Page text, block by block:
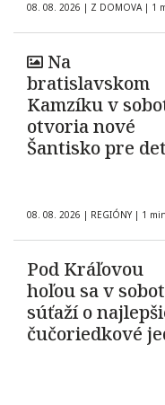
08. 08. 2026 | Z DOMOVA | 1
Na
bratislavskom
Kamzíku v
otvoria nové
Šantisko pre
08. 08. 2026 | REGIÓNY | 1
Pod Kráľovou
hoľou sa v
súťaží o
čučoriedkové